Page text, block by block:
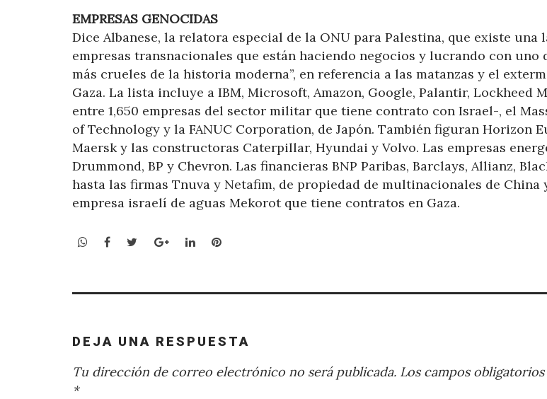
EMPRESAS GENOCIDAS
Dice Albanese, la relatora especial de la ONU para Palestina, que existe una
empresas transnacionales que están haciendo negocios y lucrando con uno
más crueles de la historia moderna”, en referencia a las matanzas y el
Gaza. La lista incluye a IBM, Microsoft, Amazon, Google, Palantir, Lockheed
entre 1,650 empresas del sector militar que tiene contrato con Israel-, el
of Technology y la FANUC Corporation, de Japón. También figuran Horizon
Maersk y las constructoras Caterpillar, Hyundai y Volvo. Las empresas
Drummond, BP y Chevron. Las financieras BNP Paribas, Barclays, Allianz,
hasta las firmas Tnuva y Netafim, de propiedad de multinacionales de China
empresa israelí de aguas Mekorot que tiene contratos en Gaza.
WhatsApp
Facebook
TwitterGoogle+LinkedInPinterest
DEJA UNA RESPUESTA
Tu dirección de correo electrónico no será publicada. Los campos
*